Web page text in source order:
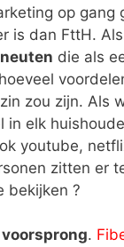
op gang
is dan FttH.
die als
zou zijn. Als
elk
youtube,
zitten er
bekijken ?
.